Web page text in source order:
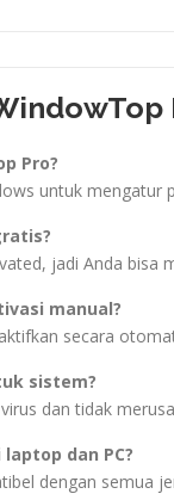
Pro?
untuk
jadi Anda
manual?
secara
sistem?
dan tidak
dan PC?
dengan semua